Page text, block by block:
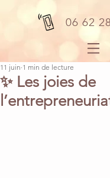
06 62
✨ Les joies de
11 juin 1 min de lecture